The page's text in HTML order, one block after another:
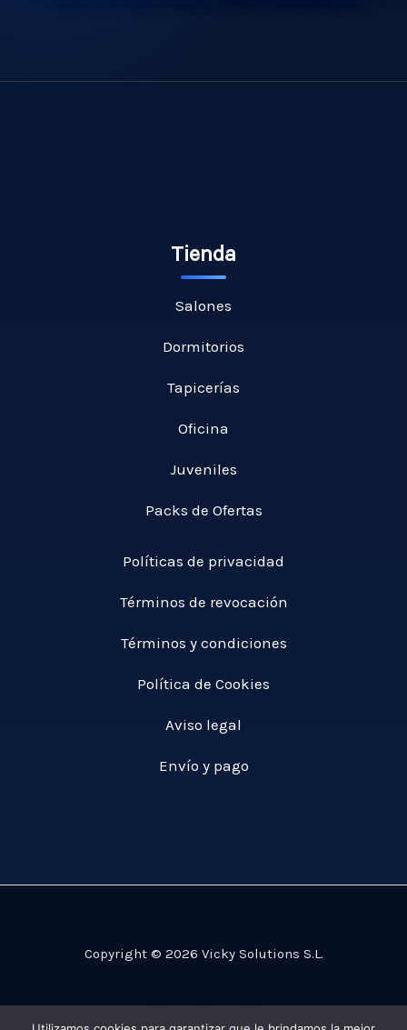
Tienda
Salones
Dormitorios
Tapicerías
Oficina
Juveniles
Packs de Ofertas
Políticas de privacidad
Términos de revocación
Términos y condiciones
Política de Cookies
Aviso legal
Envío y pago
Copyright © 2026 Vicky Solutions S.L.